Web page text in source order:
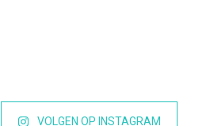
VOLGEN OP INSTAGRAM